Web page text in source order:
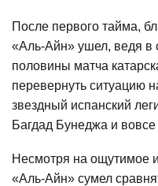
После первого тайма,
«Аль-Айн» ушел, ведя в
половины матча
перевернуть ситуацию
звездный испанский
Багдад Бунеджа и
Несмотря на ощутимое
«Аль-Айн» сумел